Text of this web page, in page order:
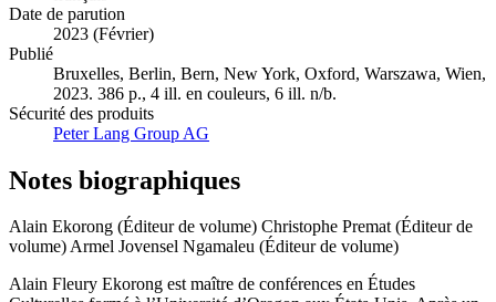
français
Date de parution
Bruxelles, Berlin, Bern, New York, Oxford, Warszawa, Wien,
2023. 386 p., 4 ill. en couleurs, 6 ill. n/b.
Sécurité des produits
Notes biographiques
Alain Ekorong (Éditeur de volume) Christophe Premat (Éditeur de